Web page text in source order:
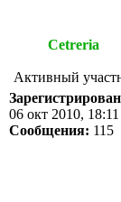
Cetreria
Активный
06 окт 2010, 18:11
Сообщения: 115